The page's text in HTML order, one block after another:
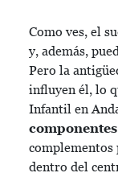
Como ves, el
y, además,
Pero la
influyen él, lo
Infantil en
complementos
dentro del